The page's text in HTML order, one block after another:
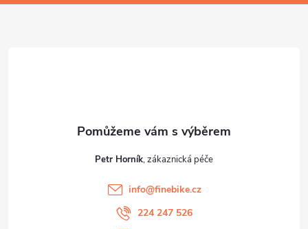
a
Petr Horník
info@finebike.cz
224 247 526